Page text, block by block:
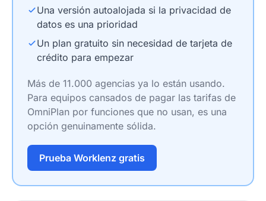
Una versión autoalojada si la privacidad de
datos es una prioridad
Un plan gratuito sin necesidad de tarjeta de
crédito para empezar
Más de 11.000 agencias ya lo están usando.
Para equipos cansados de pagar las tarifas de
OmniPlan por funciones que no usan, es una
opción genuinamente sólida.
Prueba Worklenz gratis